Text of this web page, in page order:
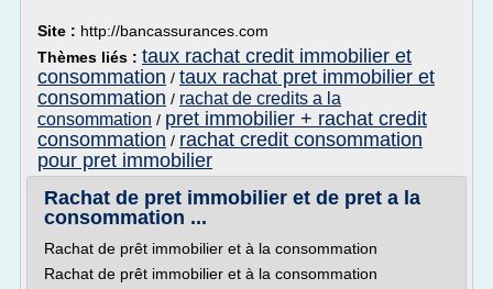
Site : http://bancassurances.com
Thèmes liés : taux rachat credit immobilier et
consommation / taux rachat pret immobilier et
consommation / rachat de credits a la
consommation / pret immobilier + rachat credit
consommation / rachat credit consommation
pour pret immobilier
Rachat de pret immobilier et de pret a la
consommation ...
Rachat de prêt immobilier et à la consommation
Rachat de prêt immobilier et à la consommation